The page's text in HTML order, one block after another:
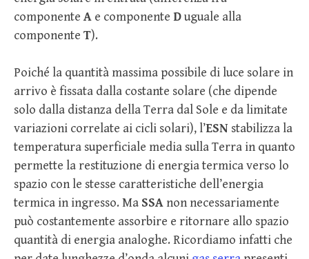
componente A e componente Duguale alla
componente T).
Poiché la quantità massima possibile di luce solare in
arrivo è fissata dalla costante solare (che dipende
solo dalla distanza della Terra dal Sole e da limitate
variazioni correlate ai cicli solari), l’ESN stabilizza la
temperatura superficiale media sulla Terra in quanto
permette la restituzione di energia termica verso lo
spazio con le stesse caratteristiche dell’energia
termica in ingresso. Ma SSA non necessariamente
può costantemente assorbire e ritornare allo spazio
quantità di energia analoghe. Ricordiamo infatti che